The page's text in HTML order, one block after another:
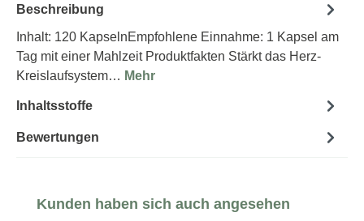
Beschreibung
Inhalt: 120 KapselnEmpfohlene Einnahme: 1 Kapsel am
Tag mit einer Mahlzeit Produktfakten Stärkt das Herz-
Kreislaufsystem… Mehr
Inhaltsstoffe
Bewertungen
Produktgalerie überspringen
Kunden haben sich auch angesehen